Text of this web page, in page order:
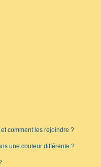
comment les rejoindre ?
une couleur différente ?